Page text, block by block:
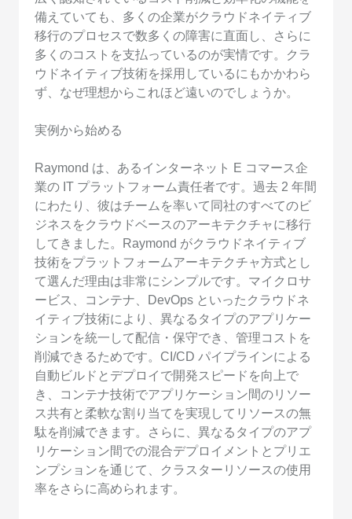
備えていても、多くの企業がクラウドネイティブ
移行のプロセスで数多くの障害に直面し、さらに
多くのコストを支払っているのが実情です。クラ
ウドネイティブ技術を採用しているにもかかわら
ず、なぜ理想からこれほど遠いのでしょうか。
実例から始める
Raymond は、あるインターネット E コマース企
業の IT プラットフォーム責任者です。過去 2 年間
にわたり、彼はチームを率いて同社のすべてのビ
ジネスをクラウドベースのアーキテクチャに移行
してきました。Raymond がクラウドネイティブ
技術をプラットフォームアーキテクチャ方式とし
て選んだ理由は非常にシンプルです。マイクロサ
ービス、コンテナ、DevOps といったクラウドネ
イティブ技術により、異なるタイプのアプリケー
ションを統一して配信・保守でき、管理コストを
削減できるためです。CI/CD パイプラインによる
自動ビルドとデプロイで開発スピードを向上で
き、コンテナ技術でアプリケーション間のリソー
ス共有と柔軟な割り当てを実現してリソースの無
駄を削減できます。さらに、異なるタイプのアプ
リケーション間での混合デプロイメントとプリエ
ンプションを通じて、クラスターリソースの使用
率をさらに高められます。